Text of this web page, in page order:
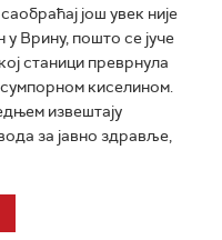
још увек није
Врину, пошто се јуче
станици преврнула
киселином.
извештају
за јавно здравље,